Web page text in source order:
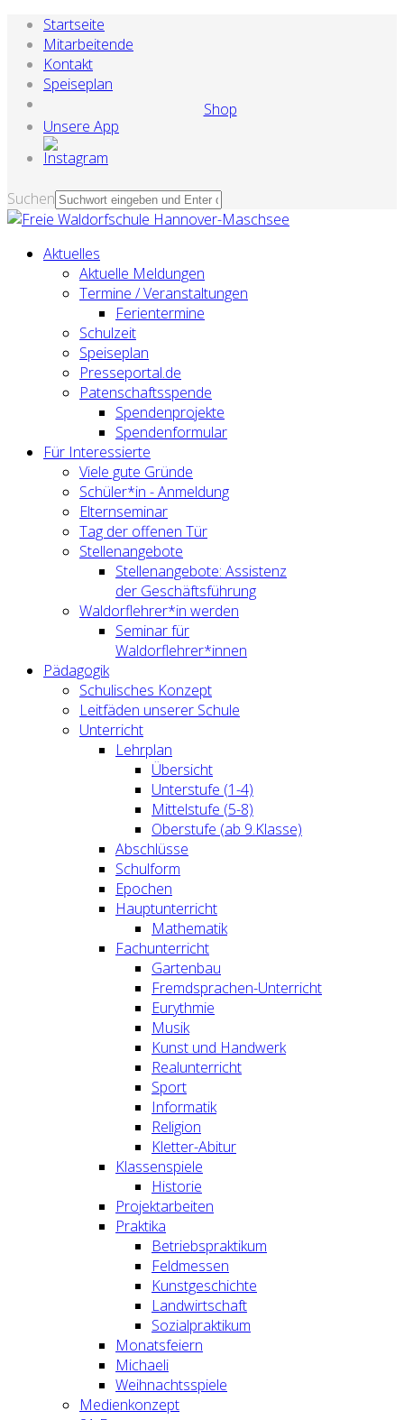
Startseite
Mitarbeitende
Kontakt
Speiseplan
Shop
Unsere App
Suchen
Aktuelles
Aktuelle Meldungen
Termine / Veranstaltungen
Ferientermine
Schulzeit
Speiseplan
Presseportal.de
Patenschaftsspende
Spendenprojekte
Spendenformular
Für Interessierte
Viele gute Gründe
Schüler*in - Anmeldung
Elternseminar
Tag der offenen Tür
Stellenangebote
Stellenangebote: Assistenz
der Geschäftsführung
Waldorflehrer*in werden
Seminar für
Waldorflehrer*innen
Pädagogik
Schulisches Konzept
Leitfäden unserer Schule
Unterricht
Lehrplan
Übersicht
Unterstufe (1-4)
Mittelstufe (5-8)
Oberstufe (ab 9.Klasse)
Abschlüsse
Schulform
Epochen
Hauptunterricht
Mathematik
Fachunterricht
Gartenbau
Fremdsprachen-Unterricht
Eurythmie
Musik
Kunst und Handwerk
Realunterricht
Sport
Informatik
Religion
Kletter-Abitur
Klassenspiele
Historie
Projektarbeiten
Praktika
Betriebspraktikum
Feldmessen
Kunstgeschichte
Landwirtschaft
Sozialpraktikum
Monatsfeiern
Michaeli
Weihnachtsspiele
Medienkonzept